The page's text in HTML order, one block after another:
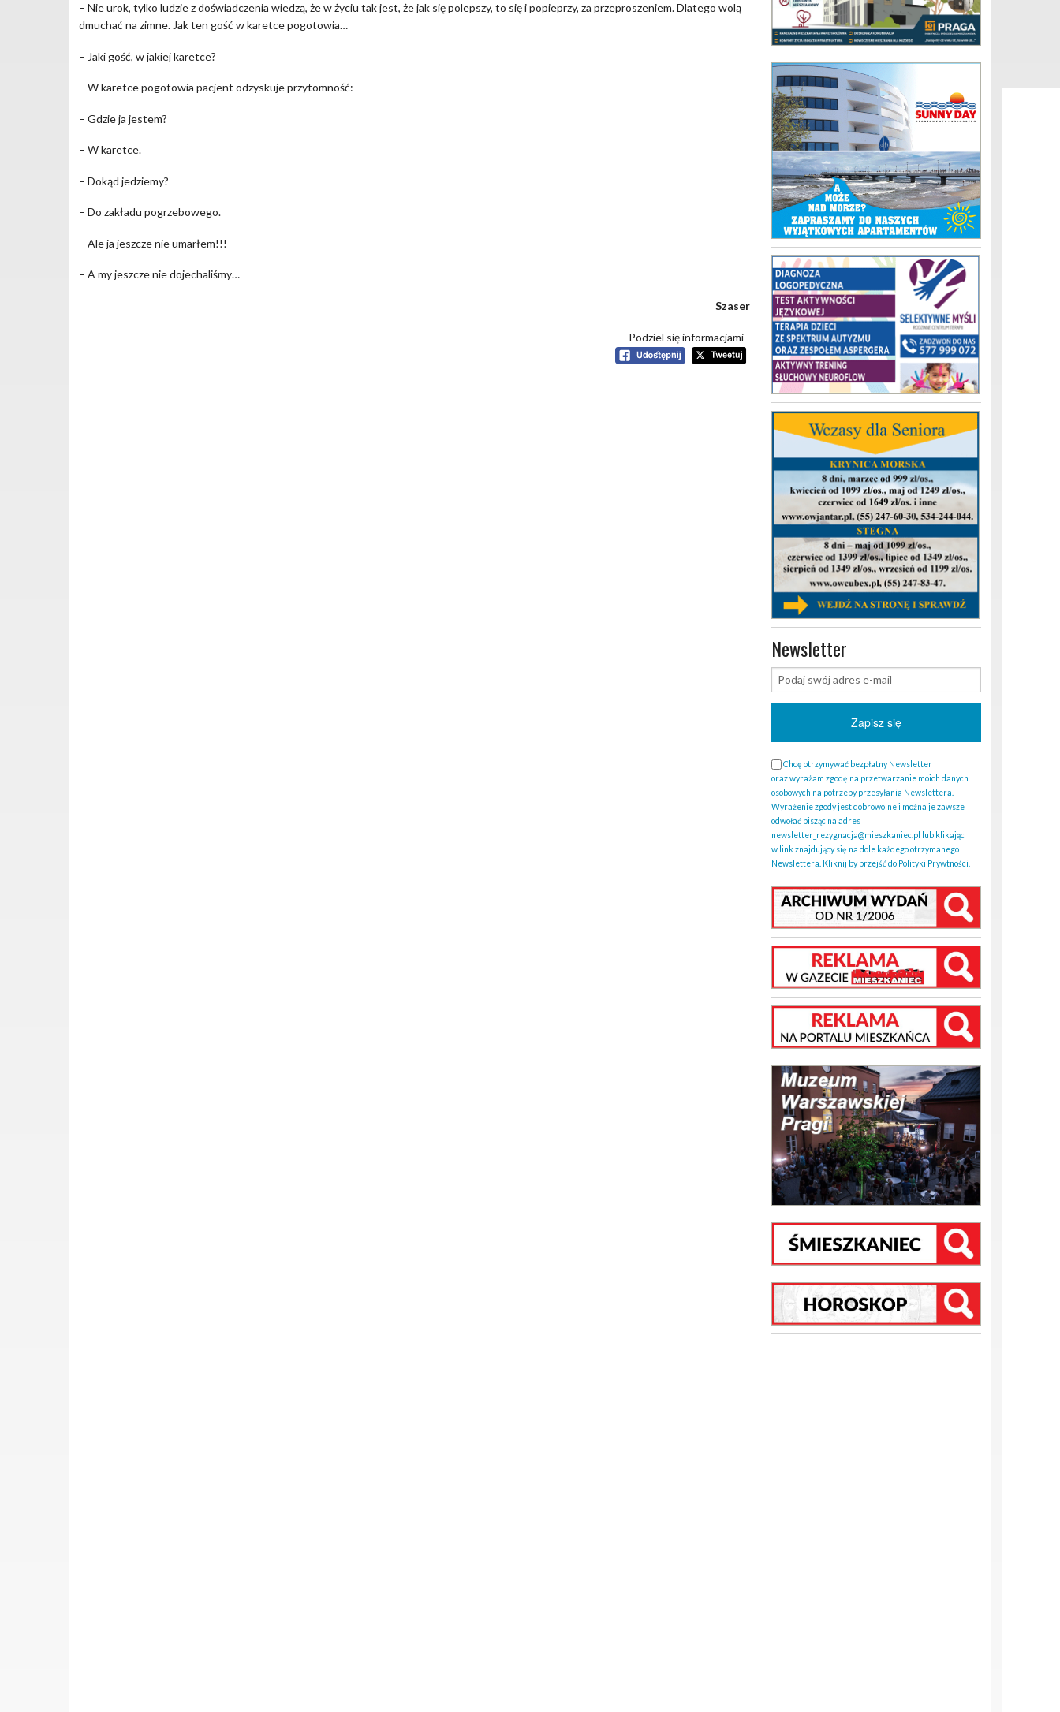
– Nie urok, tylko ludzie z doświadczenia wiedzą, że w życiu tak jest, że jak się polepszy, to się i popieprzy, za przeproszeniem. Dlatego wolą
dmuchać na zimne. Jak ten gość w karetce pogotowia…
– Jaki gość, w jakiej karetce?
– W karetce pogotowia pacjent odzyskuje przytomność:
– Gdzie ja jestem?
– W karetce.
– Dokąd jedziemy?
– Do zakładu pogrzebowego.
– Ale ja jeszcze nie umarłem!!!
– A my jeszcze nie dojechaliśmy…
Szaser
Podziel się informacjami
Newsletter
Chcę otrzymywać bezpłatny Newsletter
oraz wyrażam zgodę na przetwarzanie moich danych
osobowych na potrzeby przesyłania Newslettera.
Wyrażenie zgody jest dobrowolne i można je zawsze
odwołać pisząc na adres
newsletter_rezygnacja@mieszkaniec.pl lub klikając
w link znajdujący się na dole każdego otrzymanego
Newslettera. Kliknij by przejść do Polityki Prywtności.